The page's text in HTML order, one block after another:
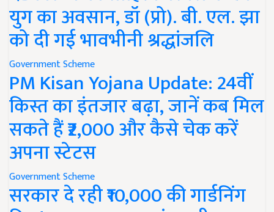
युग का अवसान, डॉ (प्रो). बी. एल. झा
को दी गई भावभीनी श्रद्धांजलि
Government Scheme
PM Kisan Yojana Update: 24वीं
किस्त का इंतजार बढ़ा, जानें कब मिल
सकते हैं ₹2,000 और कैसे चेक करें
अपना स्टेटस
Government Scheme
सरकार दे रही ₹10,000 की गार्डनिंग